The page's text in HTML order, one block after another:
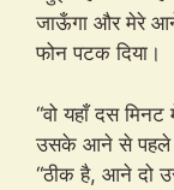
जाऊँगा और मेरे
फोन पटक दिया।
“वो यहाँ दस
उसके आने से पहले
“ठीक है, आने दो